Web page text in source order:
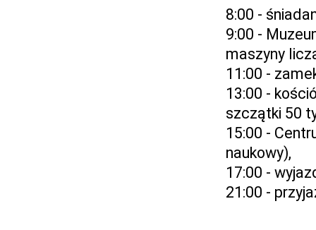
8:00 -
9:00 -
maszyny
11:00 -
13:00 -
szczątki 50
15:00 -
naukowy),
17:00 -
21:00 -